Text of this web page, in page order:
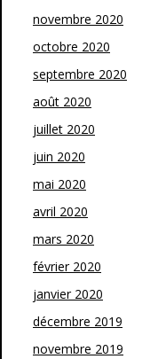
novembre 2020
octobre 2020
septembre 2020
août 2020
juillet 2020
juin 2020
mai 2020
avril 2020
mars 2020
février 2020
janvier 2020
décembre 2019
novembre 2019